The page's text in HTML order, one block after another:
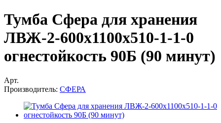
Тумба Сфера для хранения
ЛВЖ-2-600x1100x510-1-1-0
огнестойкость 90Б (90 минут)
Арт.
Производитель: СФЕРА